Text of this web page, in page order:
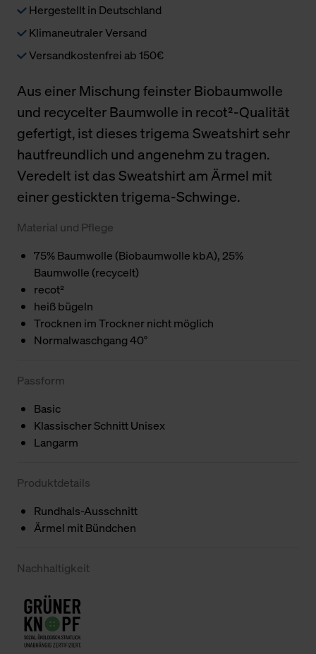
Hergestellt in Deutschland
Klimaneutraler Versand
Versandkostenfrei ab 150€
Aus einer Mischung feinster Biobaumwolle
und recycelter Baumwolle in recot²-Qualität
gefertigt, ist dieses trigema Sweatshirt sehr
hautfreundlich und angenehm zu tragen.
Veredelt ist das Sweatshirt am Ärmel mit
einer gestickten trigema-Schwinge.
Material und Pflege
75% Baumwolle (Biobaumwolle kbA), 25%
Baumwolle (recycelt)
recot²
heiß bügeln
Trocknen im Trockner nicht möglich
Normalwaschgang 40°
Passform
Basic
Klassischer Schnitt Unisex
Langarm
Produktdetails
Rundhals-Ausschnitt
Ärmel mit Bündchen
Nachhaltigkeit